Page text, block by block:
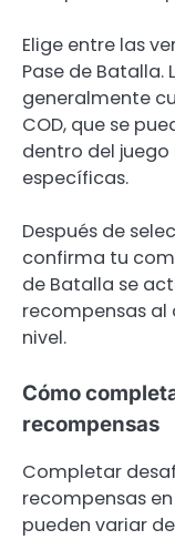
Elige entre las
Pase de Batalla.
generalmente
COD, que se
dentro del
específicas.
Después de
confirma tu
de Batalla se
recompensas
nivel.
Cómo
recompensas
Completar
recompensas
pueden variar